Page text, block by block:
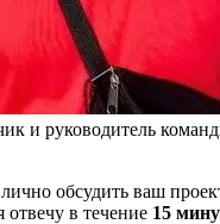
и руководитель
обсудить ваш
отвечу в течение 15